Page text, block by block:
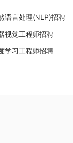
语言处理(NLP)招聘
视觉工程师招聘
学习工程师招聘